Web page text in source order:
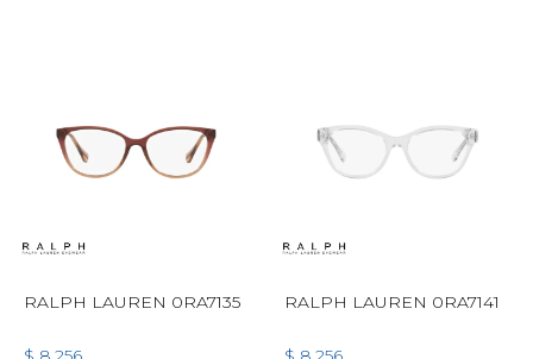
RALPH LAUREN 0RA7135 RALPH LAUREN 0RA7141